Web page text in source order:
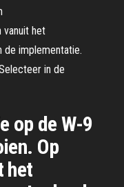
vanuit het
de implementatie.
in de
op de W-9
Op
het